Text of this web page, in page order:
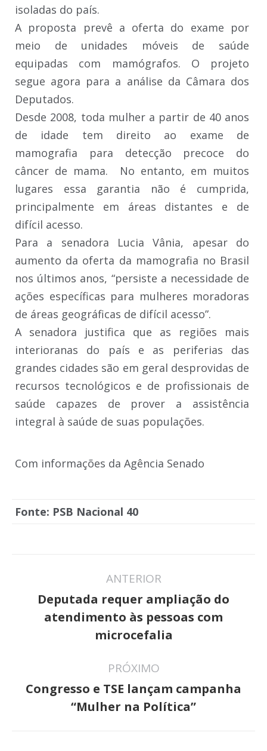
isoladas do país.
A proposta prevê a oferta do exame por
meio de unidades móveis de saúde
equipadas com mamógrafos. O projeto
segue agora para a análise da Câmara dos
Deputados.
Desde 2008, toda mulher a partir de 40 anos
de idade tem direito ao exame de
mamografia para detecção precoce do
câncer de mama. No entanto, em muitos
lugares essa garantia não é cumprida,
principalmente em áreas distantes e de
difícil acesso.
Para a senadora Lucia Vânia, apesar do
aumento da oferta da mamografia no Brasil
nos últimos anos, “persiste a necessidade de
ações específicas para mulheres moradoras
de áreas geográficas de difícil acesso”.
A senadora justifica que as regiões mais
interioranas do país e as periferias das
grandes cidades são em geral desprovidas de
recursos tecnológicos e de profissionais de
saúde capazes de prover a assistência
integral à saúde de suas populações.
Com informações da Agência Senado
Fonte: PSB Nacional 40
post:
ANTERIOR
Post
anterior:
Deputada requer ampliação do
atendimento às pessoas com
microcefalia
PRÓXIMO
Próximo
post:
Congresso e TSE lançam campanha
“Mulher na Política”